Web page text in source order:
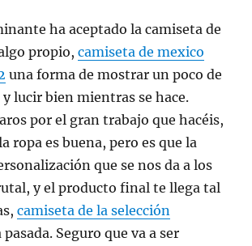
ha aceptado la camiseta de
propio,camiseta de mexico
una forma de mostrar un poco de
lucir bien mientras se hace.
por el gran trabajo que hacéis,
ropa es buena, pero es que la
que se nos da a los
y el producto final te llega tal
camiseta de la selección
pasada. Seguro que va a ser